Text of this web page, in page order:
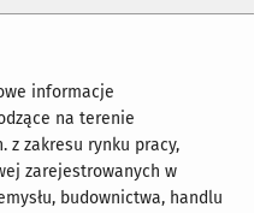
informacje
na terenie
z zakresu rynku pracy,
zarejestrowanych w
budownictwa, handlu